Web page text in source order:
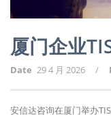
厦门企业
Date 29 4 月 2026 /
安信达咨询在厦门举办